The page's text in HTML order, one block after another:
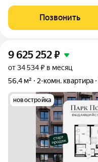
квартиры 55.90 кв. м., этаж 12 из 18, секция 1. Тип проекта, по
которому построен
Позвонить
9 625 252₽
от 34 534 ₽ в месяц
56,4 м²
2-комн. квартира
новостройка